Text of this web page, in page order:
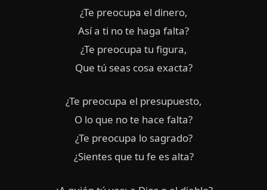
¿Te preocupa el dinero,
Así a ti no te haga falta?
¿Te preocupa tu figura,
Que tú seas cosa exacta?
¿Te preocupa el presupuesto,
O lo que no te hace falta?
¿Te preocupa lo sagrado?
¿Sientes que tu fe es alta?